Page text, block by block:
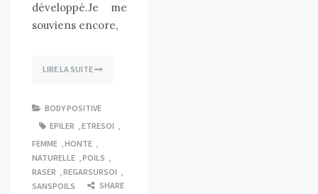
développé.Je me
souviens encore,
LIRE LA SUITE
BODY POSITIVE
EPILER ,ETRESOI ,
FEMME ,HONTE ,
NATURELLE ,POILS ,
RASER ,REGARSURSOI ,
SANSPOILS
SHARE